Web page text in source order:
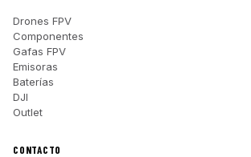
Drones FPV
Componentes
Gafas FPV
Emisoras
Baterías
DJI
Outlet
CONTACTO